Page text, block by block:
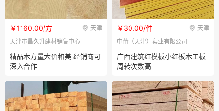
天津
￥1160.00/方
天津市昌久升建材销售中心
精品木方量大价格美 经销商可
深入合作
天津
￥30.00/件
中莆（天津）实业有限公司
广西建筑红模板小红板木工板
周转次数高